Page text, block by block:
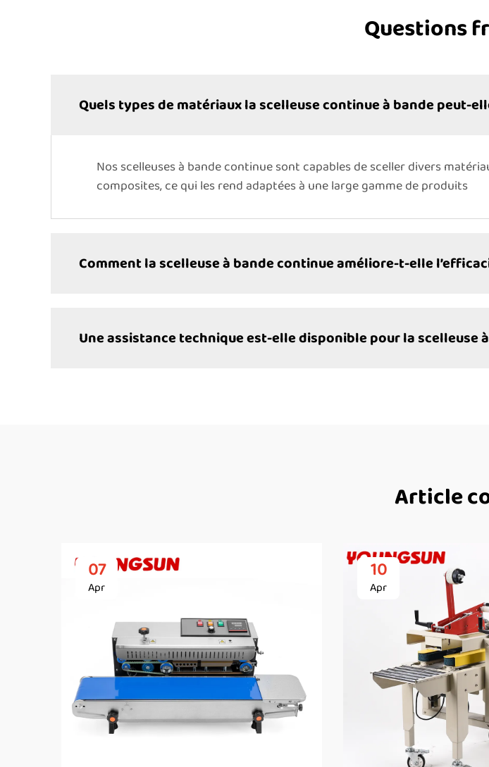
Questions
Quels types de matériaux la scelleuse continue à bande peut-
Nos scelleuses à bande continue sont capables de sceller divers
composites, ce qui les rend adaptées à une large gamme de produits
Comment la scelleuse à bande continue améliore-t-elle
Une assistance technique est-elle disponible pour la scelleuse
Article
07
Apr
10
Apr